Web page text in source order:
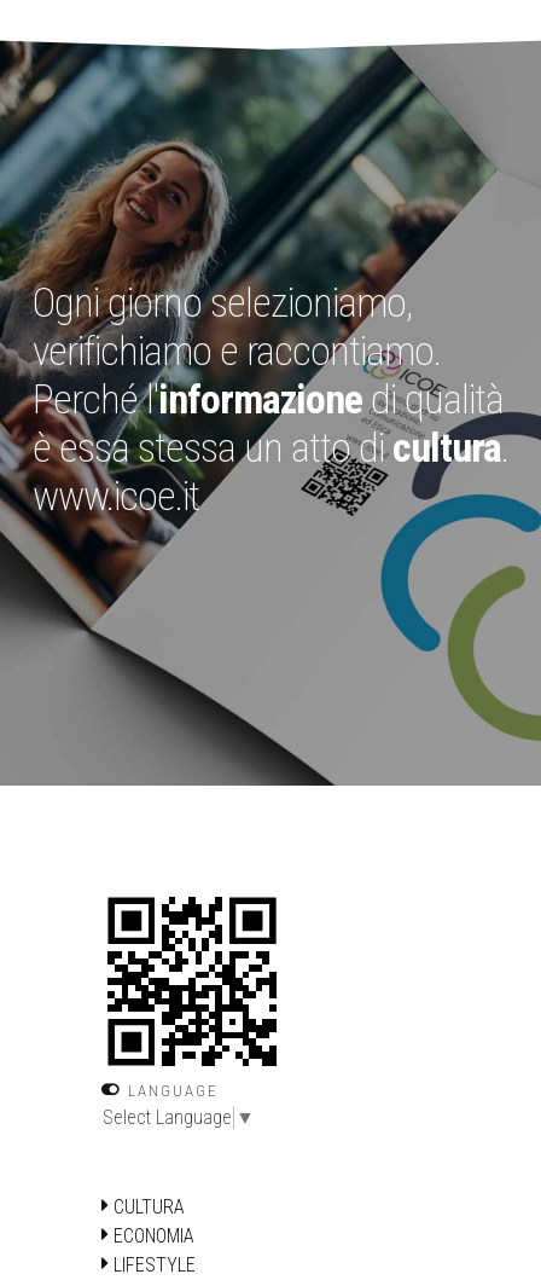
Ogni giorno selezioniamo,
verifichiamo e raccontiamo.
Perché l'informazionedi qualità
è essa stessa un atto dicultura.
www.icoe.it
LANGUAGE
Select Language ▼
CULTURA
ECONOMIA
LIFESTYLE